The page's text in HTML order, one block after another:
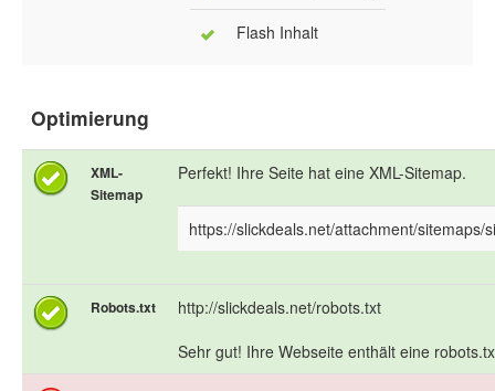
Flash Inhalt
Optimierung
XML-
Sitemap
Perfekt! Ihre Seite hat eine XML-Sitemap.
https://slickdeals.net/attachment/sitemaps/
Robots.txt
http://slickdeals.net/robots.txt
Sehr gut! Ihre Webseite enthält eine